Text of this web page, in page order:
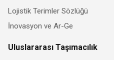
Lojistik Terimler Sözlüğü
İnovasyon ve Ar-Ge
Uluslararası Taşımacılık